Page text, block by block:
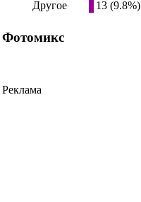
Другое
13 (9.8%)
Фотомикс
Реклама